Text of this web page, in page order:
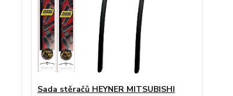
Sada stěračů HEYNER MITSUBISHI